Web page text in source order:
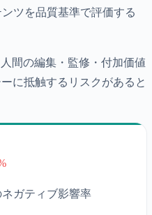
ツを品質基準で評価する
間の編集・監修・付加価値
に抵触するリスクがあると
ガティブ影響率